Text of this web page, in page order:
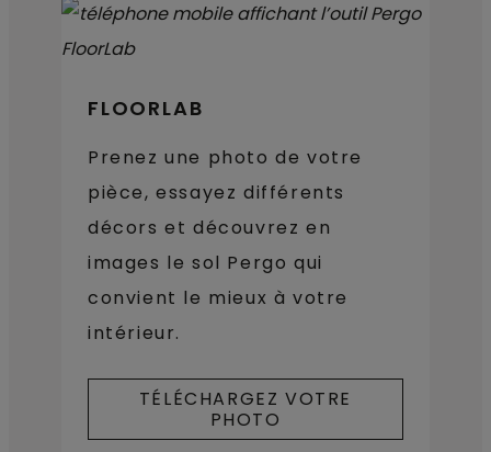
FLOORLAB
Prenez une photo de votre
pièce, essayez différents
décors et découvrez en
images le sol Pergo qui
convient le mieux à votre
intérieur.
TÉLÉCHARGEZ VOTRE
PHOTO